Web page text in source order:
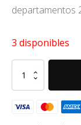
era:
es:
departamentos
3 disponibles
Gorra
california
rosa
cantidad